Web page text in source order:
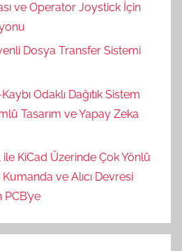
ve Operator Joystick İçin
Dosya Transfer Sistemi
Odaklı Dağıtık Sistem
Tasarım ve Yapay Zeka
ile KiCad Üzerinde Çok Yönlü
ve Alıcı Devresi
PCB’ye